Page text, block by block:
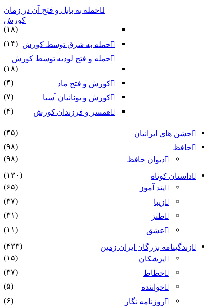
حمله به بابل و فتح آن در زمان
کورش
(۱۸)
حمله به شرق توسط کورش (۱۴)
حمله و فتح لودیه توسط کورش
(۱۸)
کورش و فتح ماد
(۴)
کورش و یونانیان آسیا
(۷)
همسر و فرزندان کورش
(۴)
جشن های ایرانیان
(۴۵)
حافظ
(۹۸)
دیوان حافظ
(۹۸)
داستان کوتاه
(۱۳۰)
پند آموز
(۶۵)
زیبا
(۳۷)
طنز
(۳۱)
عشق
(۱۱)
زندگینامه بزرگان ایران زمین
(۴۳۳)
پزشکان
(۱۵)
خطاط
(۳۷)
خواننده
(۵)
روزنامه نگار
(۶)